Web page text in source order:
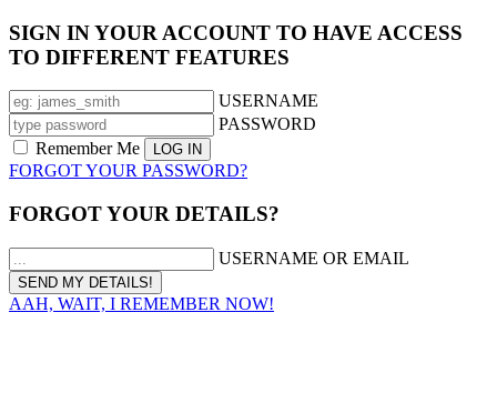
SIGN IN YOUR ACCOUNT TO HAVE ACCESS
TO DIFFERENT FEATURES
USERNAME
PASSWORD
Remember Me
FORGOT YOUR PASSWORD?
FORGOT YOUR DETAILS?
USERNAME OR EMAIL
AAH, WAIT, I REMEMBER NOW!